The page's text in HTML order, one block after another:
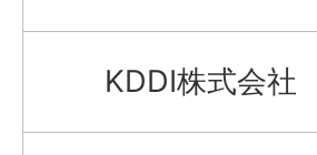
KDDI株式会社